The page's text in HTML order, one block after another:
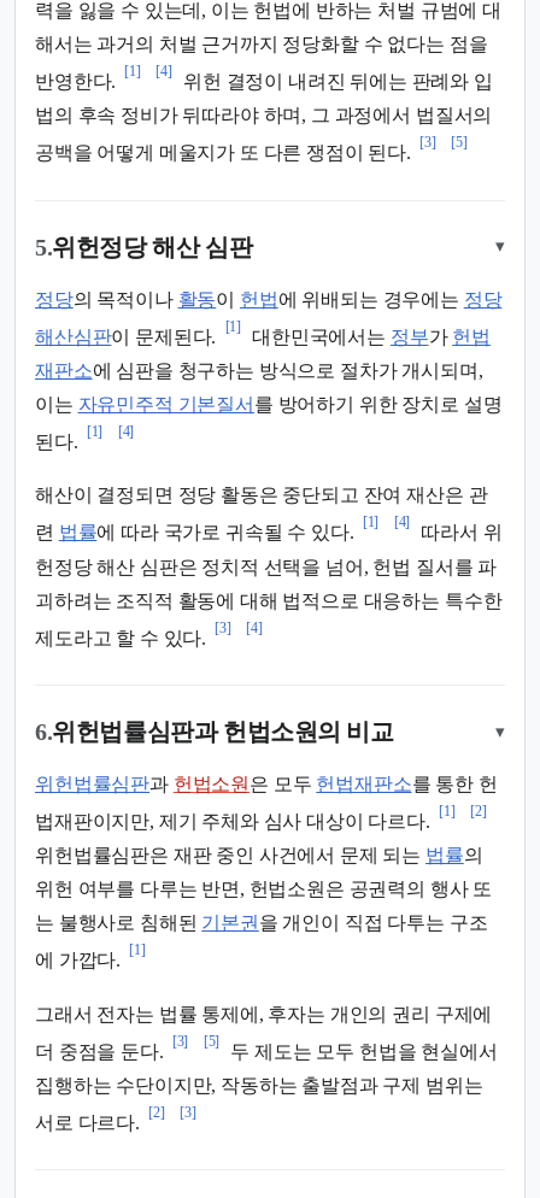
력을 잃을 수 있는데, 이는 헌법에 반하는 처벌 규범에 대
해서는 과거의 처벌 근거까지 정당화할 수 없다는 점을
반영한다.
[1] [4]
위헌 결정이 내려진 뒤에는 판례와 입
법의 후속 정비가 뒤따라야 하며, 그 과정에서 법질서의
공백을 어떻게 메울지가 또 다른 쟁점이 된다.
[3] [5]
5.위헌정당 해산 심판 ▾
정당의 목적이나 활동이 헌법에 위배되는 경우에는 정당
해산심판이 문제된다.
[1]
대한민국에서는 정부가 헌법
재판소에 심판을 청구하는 방식으로 절차가 개시되며,
이는 자유민주적 기본질서 를 방어하기 위한 장치로 설명
된다.
[1] [4]
해산이 결정되면 정당 활동은 중단되고 잔여 재산은 관
련 법률에 따라 국가로 귀속될 수 있다.
[1] [4]
따라서 위
헌정당 해산 심판은 정치적 선택을 넘어, 헌법 질서를 파
괴하려는 조직적 활동에 대해 법적으로 대응하는 특수한
제도라고 할 수 있다.
[3] [4]
6.위헌법률심판과 헌법소원의 비교 ▾
위헌법률심판과 헌법소원 은 모두 헌법재판소를 통한 헌
법재판이지만, 제기 주체와 심사 대상이 다르다.
[1] [2]
위헌법률심판은 재판 중인 사건에서 문제 되는 법률의
위헌 여부를 다루는 반면, 헌법소원은 공권력의 행사 또
는 불행사로 침해된 기본권 을 개인이 직접 다투는 구조
에 가깝다.
[1]
그래서 전자는 법률 통제에, 후자는 개인의 권리 구제에
더 중점을 둔다.
[3] [5]
두 제도는 모두 헌법을 현실에서
집행하는 수단이지만, 작동하는 출발점과 구제 범위는
서로 다르다.
[2] [3]